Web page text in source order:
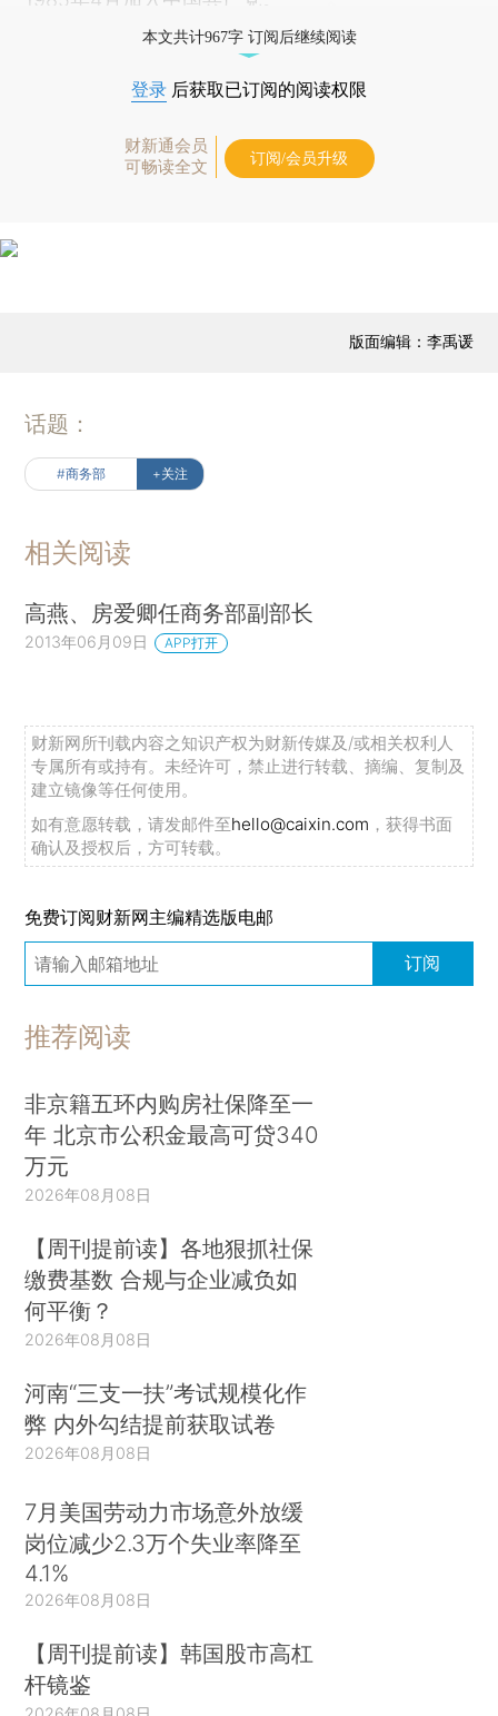
本文共计967字 订阅后继续阅读
登录 后获取已订阅的阅读权限
财新通会员
可畅读全文
订阅/会员升级
版面编辑：李禹谖
话题：
#商务部 +关注
相关阅读
高燕、房爱卿任商务部副部长
2013年06月09日 APP打开
财新网所刊载内容之知识产权为财新传媒及/或相关权利人
专属所有或持有。未经许可，禁止进行转载、摘编、复制及
建立镜像等任何使用。
如有意愿转载，请发邮件至hello@caixin.com ，获得书面
确认及授权后，方可转载。
免费订阅财新网主编精选版电邮
订阅
推荐阅读
非京籍五环内购房社保降至一
年 北京市公积金最高可贷340
万元
2026年08月08日
【周刊提前读】各地狠抓社保
缴费基数 合规与企业减负如
何平衡？
2026年08月08日
河南“三支一扶”考试规模化作
弊 内外勾结提前获取试卷
2026年08月08日
7月美国劳动力市场意外放缓
岗位减少2.3万个失业率降至
4.1%
2026年08月08日
【周刊提前读】韩国股市高杠
杆镜鉴